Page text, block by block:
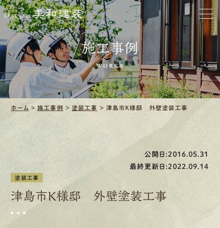
お家をきれいに
会社をきれいに
クリーニング
施工事例
採用情報
施工事例
WORKS
ホーム >施工事例 >塗装工事 > 津島市Ｋ様邸 外壁塗装工事
公開日:2016.05.31
最終更新日:2022.09.14
塗装工事
津島市Ｋ様邸 外壁塗装工事